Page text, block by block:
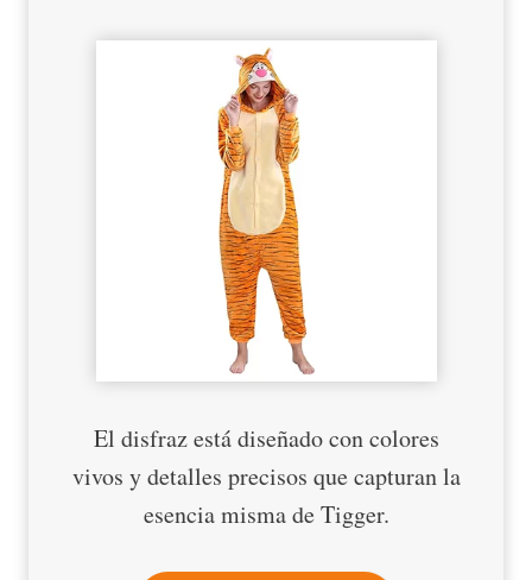
El disfraz está diseñado con colores
vivos y detalles precisos que capturan la
esencia misma de Tigger.